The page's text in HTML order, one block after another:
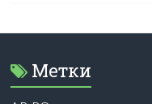
Метки